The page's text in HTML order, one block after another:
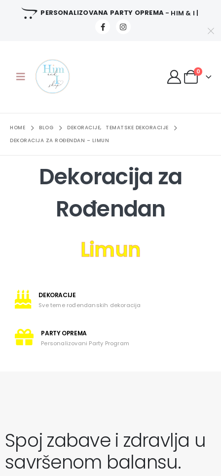
PERSONALIZOVANA PARTY OPREMA - HIM & I |
0
HOME BLOG DEKORACIJE,
TEMATSKE DEKORACIJE
DEKORACIJA ZA ROĐENDAN – LIMUN
Dekoracija za
Rođendan
Limun
DEKORACIJE
Sve teme rođendanskih dekoracija
PARTY OPREMA
Personalizovani Party Program
Spoj zabave i zdravlja u
savršenom balansu.